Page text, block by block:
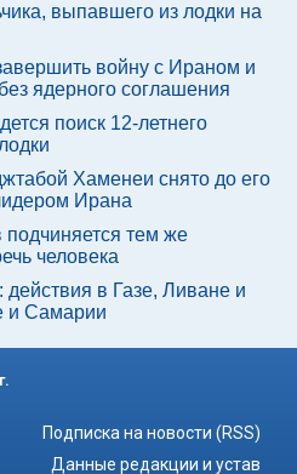
выпавшего из лодки на
войну с Ираном и
ядерного соглашения
поиск 12-летнего
Хаменеи снято до его
Ирана
подчиняется тем же
человека
в Газе, Ливане и
и Самарии
Подписка на новости (RSS)
Данные редакции и устав